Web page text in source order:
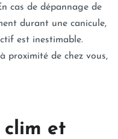
cas de dépannage de
durant une canicule,
est inestimable.
proximité de chez vous,
et